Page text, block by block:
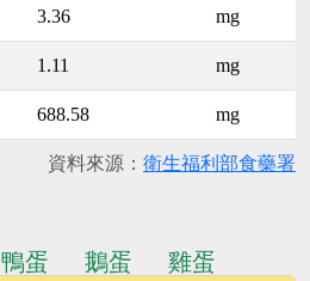
3.36 mg
1.11 mg
688.58 mg
資料來源： 衛生福利部食藥署
鴨蛋 鵝蛋 雞蛋